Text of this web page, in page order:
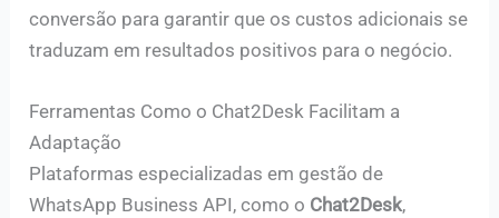
conversão para garantir que os custos adicionais se
traduzam em resultados positivos para o negócio.
Ferramentas Como o Chat2Desk Facilitam a
Adaptação
Plataformas especializadas em gestão de
WhatsApp Business API, como o Chat2Desk,